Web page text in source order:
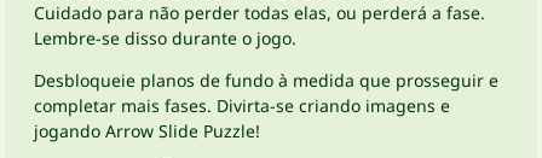
Cuidado para não perder todas elas, ou perderá a fase.
Lembre-se disso durante o jogo.
Desbloqueie planos de fundo à medida que prosseguir e
completar mais fases. Divirta-se criando imagens e
jogando Arrow Slide Puzzle!